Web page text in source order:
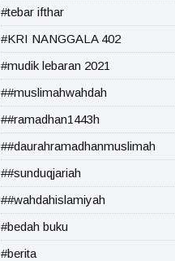
#tebar ifthar
#KRI NANGGALA 402
#mudik lebaran 2021
##muslimahwahdah
##ramadhan1443h
##daurahramadhanmuslimah
##sunduqjariah
##wahdahislamiyah
#bedah buku
#berita